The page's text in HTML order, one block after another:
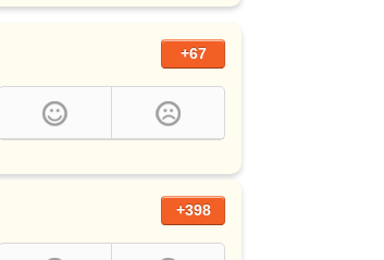
+67
+398